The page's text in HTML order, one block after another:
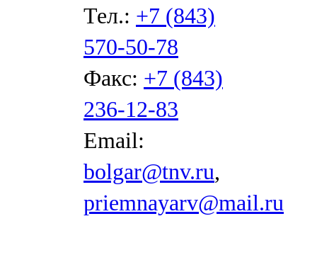
Тел.: +7 (843)
570-50-78
Факс: +7 (843)
236-12-83
Email:
bolgar@tnv.ru,
priemnayarv@mail.ru